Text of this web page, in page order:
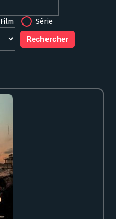
Film Série